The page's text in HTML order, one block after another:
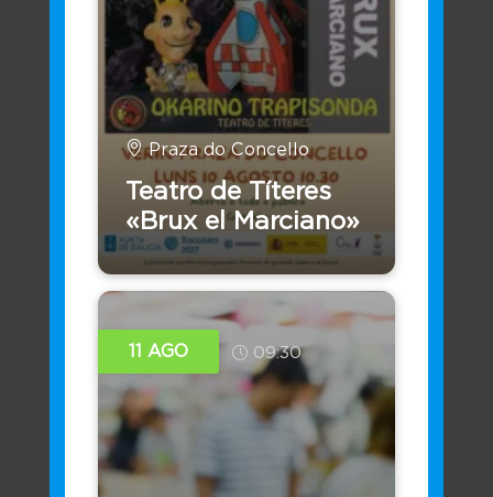
A nosa oficina virtual
Os servizos dispoñibles do Concello de forma
virtual
Sede Electrónica
Praza do Concello
Teatro de Títeres
«Brux el Marciano»
11 AGO 09:30